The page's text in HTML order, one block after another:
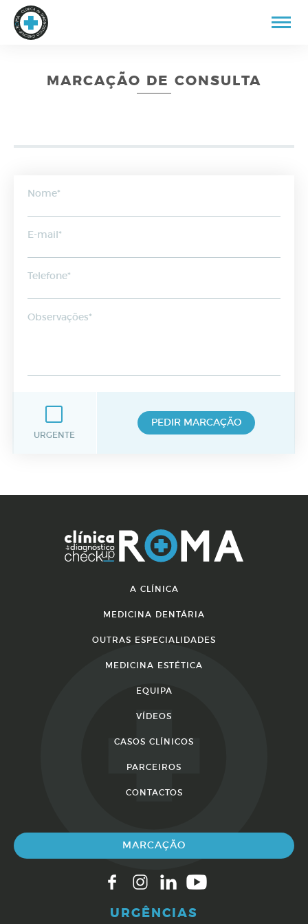
MARCAÇÃO DE CONSULTA
Nome*
E-mail*
Telefone*
Observações*
URGENTE
PEDIR MARCAÇÃO
A CLÍNICA
MEDICINA DENTÁRIA
OUTRAS ESPECIALIDADES
MEDICINA ESTÉTICA
EQUIPA
VÍDEOS
CASOS CLÍNICOS
PARCEIROS
CONTACTOS
MARCAÇÃO
URGÊNCIAS